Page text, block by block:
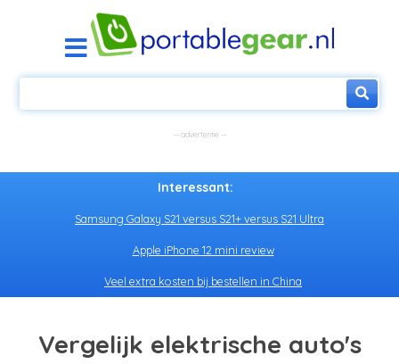
Interessant:
Samsung Galaxy S21 versus S21+ versus S21 Ultra
Apple iPhone 12 mini review
Veel extra kosten bij bestellen in China
Vergelijk elektrische auto's